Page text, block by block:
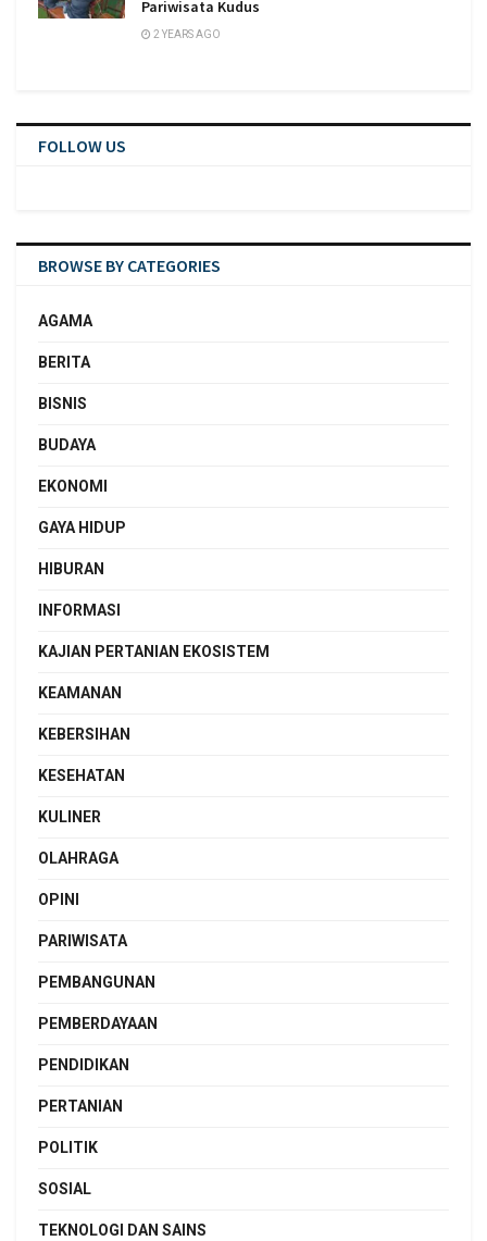
Pariwisata Kudus
2 YEARS AGO
FOLLOW US
BROWSE BY CATEGORIES
AGAMA
BERITA
BISNIS
BUDAYA
EKONOMI
GAYA HIDUP
HIBURAN
INFORMASI
KAJIAN PERTANIAN EKOSISTEM
KEAMANAN
KEBERSIHAN
KESEHATAN
KULINER
OLAHRAGA
OPINI
PARIWISATA
PEMBANGUNAN
PEMBERDAYAAN
PENDIDIKAN
PERTANIAN
POLITIK
SOSIAL
TEKNOLOGI DAN SAINS